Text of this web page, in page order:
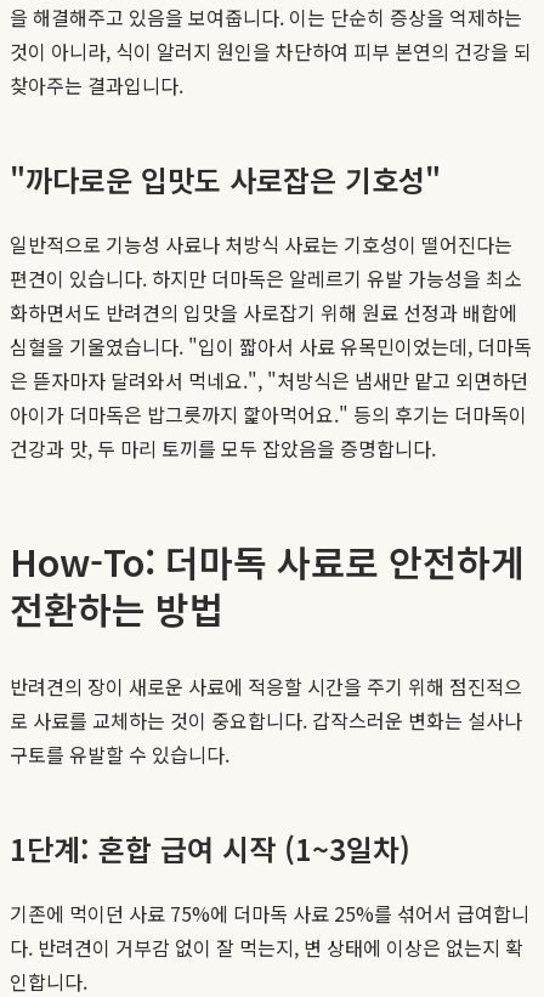
을 해결해주고 있음을 보여줍니다. 이는 단순히 증상을 억제하는
것이 아니라, 식이 알러지 원인을 차단하여 피부 본연의 건강을 되
찾아주는 결과입니다.
"까다로운 입맛도 사로잡은 기호성"
일반적으로 기능성 사료나 처방식 사료는 기호성이 떨어진다는
편견이 있습니다. 하지만 더마독은 알레르기 유발 가능성을 최소
화하면서도 반려견의 입맛을 사로잡기 위해 원료 선정과 배합에
심혈을 기울였습니다. "입이 짧아서 사료 유목민이었는데, 더마독
은 뜯자마자 달려와서 먹네요.", "처방식은 냄새만 맡고 외면하던
아이가 더마독은 밥그릇까지 핥아먹어요." 등의 후기는 더마독이
건강과 맛, 두 마리 토끼를 모두 잡았음을 증명합니다.
How-To: 더마독 사료로 안전하게
전환하는 방법
반려견의 장이 새로운 사료에 적응할 시간을 주기 위해 점진적으
로 사료를 교체하는 것이 중요합니다. 갑작스러운 변화는 설사나
구토를 유발할 수 있습니다.
1단계: 혼합 급여 시작 (1~3일차)
기존에 먹이던 사료 75%에 더마독 사료 25%를 섞어서 급여합니
다. 반려견이 거부감 없이 잘 먹는지, 변 상태에 이상은 없는지 확
인합니다.